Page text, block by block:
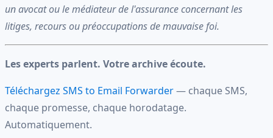
un avocat ou le médiateur de l'assurance concernant les
litiges, recours ou préoccupations de mauvaise foi.
Les experts parlent. Votre archive écoute.
Téléchargez SMS to Email Forwarder— chaque SMS,
chaque promesse, chaque horodatage.
Automatiquement.